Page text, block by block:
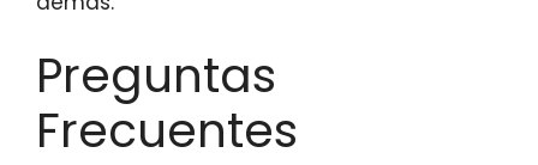
Preguntas
Frecuentes